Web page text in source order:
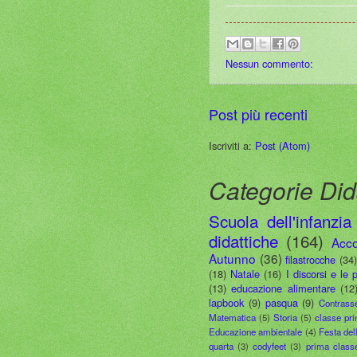
Nessun commento:
Post più recenti
Iscriviti a:Post (Atom)
Categorie
Scuola dell'infanzia
didattiche (164)
Autunno (36) filastrocche (34)
(18) Natale (16) I discorsi e le
(13) educazione alimentare
lapbook (9) pasqua (9)
Matematica (5) Storia (5) classe
Educazione ambientale (4) Festa
quarta (3) codyfeet (3) prima